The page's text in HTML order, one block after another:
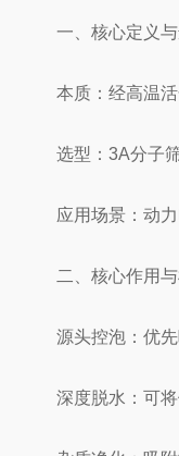
一、核心定义与
本质：经高温活
选型：3A分子筛(
应用场景：动力
二、核心作用与
源头控泡：优先
深度脱水：可将